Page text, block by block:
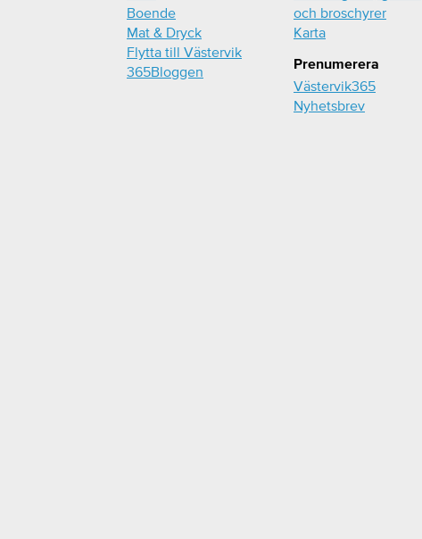
Boende
Mat & Dryck
Flytta till Västervik
365Bloggen
och broschyrer
Karta
Prenumerera
Västervik365
Nyhetsbrev